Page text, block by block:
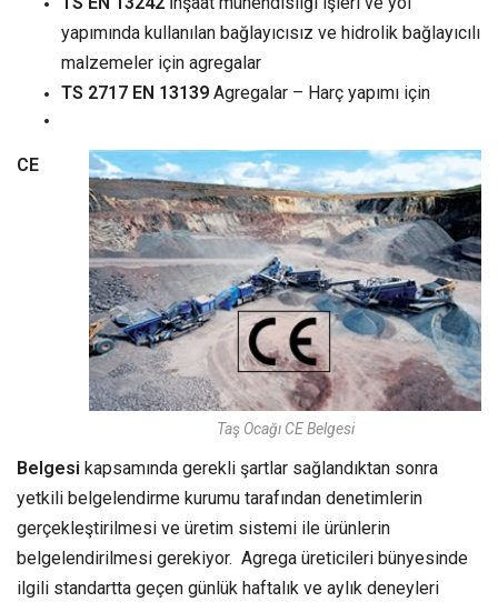
yapımında kullanılan bağlayıcısız ve hidrolik bağlayıcılı
malzemeler için agregalar
TS 2717 EN 13139 Agregalar – Harç yapımı için
Taş Ocağı CE Belgesi
CE
Belgesi kapsamında gerekli şartlar sağlandıktan sonra
yetkili belgelendirme kurumu tarafından denetimlerin
gerçekleştirilmesi ve üretim sistemi ile ürünlerin
belgelendirilmesi gerekiyor. Agrega üreticileri bünyesinde
ilgili standartta geçen günlük haftalık ve aylık deneyleri